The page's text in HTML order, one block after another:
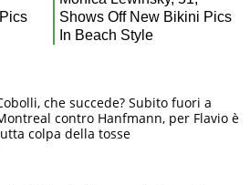
che succede? Subito fuori a
contro Hanfmann, per Flavio è
colpa della tosse